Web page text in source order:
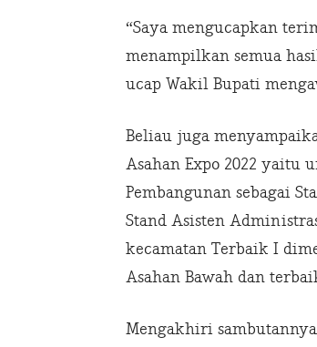
“Saya mengucapkan
menampilkan semua
ucap Wakil Bupati
Beliau juga
Asahan Expo 2022 yaitu
Pembangunan sebagai
Stand Asisten
kecamatan Terbaik I
Asahan Bawah dan
Mengakhiri